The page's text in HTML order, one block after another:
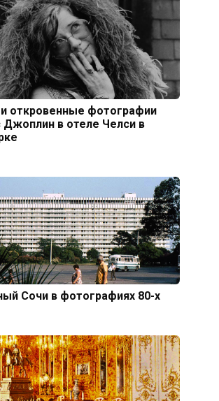
откровенные фотографии
в отеле Челси в
Сочи в фотографиях 80-х